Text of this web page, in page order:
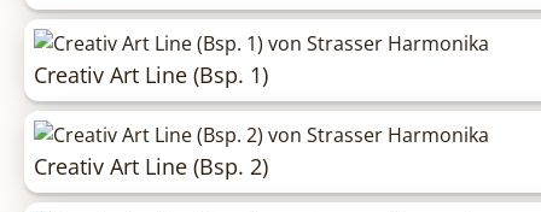
Creativ Art Line (Bsp. 1)
Creativ Art Line (Bsp. 2)